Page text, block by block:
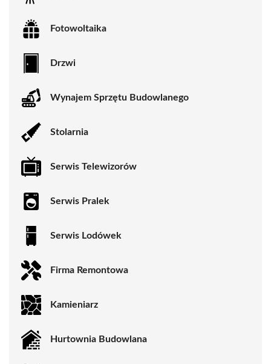
Fotowoltaika
Drzwi
Wynajem Sprzętu Budowlanego
Stolarnia
Serwis Telewizorów
Serwis Pralek
Serwis Lodówek
Firma Remontowa
Kamieniarz
Hurtownia Budowlana